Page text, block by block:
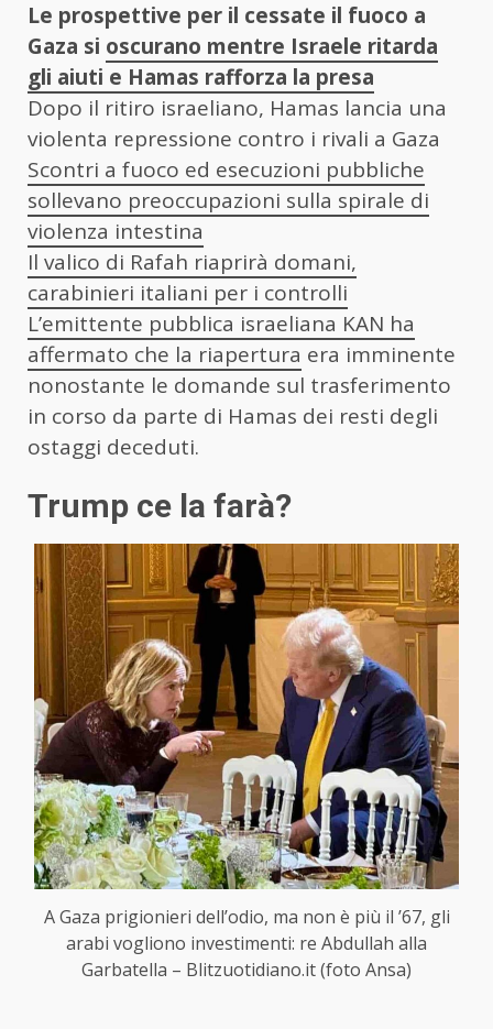
Le prospettive per il cessate il fuoco a
Gaza si oscurano mentre Israele ritarda
gli aiuti e Hamas rafforza la presa
Dopo il ritiro israeliano, Hamas lancia una
violenta repressione contro i rivali a Gaza
Scontri a fuoco ed esecuzioni pubbliche
sollevano preoccupazioni sulla spirale di
violenza intestina
Il valico di Rafah riaprirà domani,
carabinieri italiani per i controlli
L’emittente pubblica israeliana KAN ha
affermato che la riapertura era imminente
nonostante le domande sul trasferimento
in corso da parte di Hamas dei resti degli
ostaggi deceduti.
Trump ce la farà?
A Gaza prigionieri dell’odio, ma non è più il ’67, gli
arabi vogliono investimenti: re Abdullah alla
Garbatella – Blitzuotidiano.it (foto Ansa)